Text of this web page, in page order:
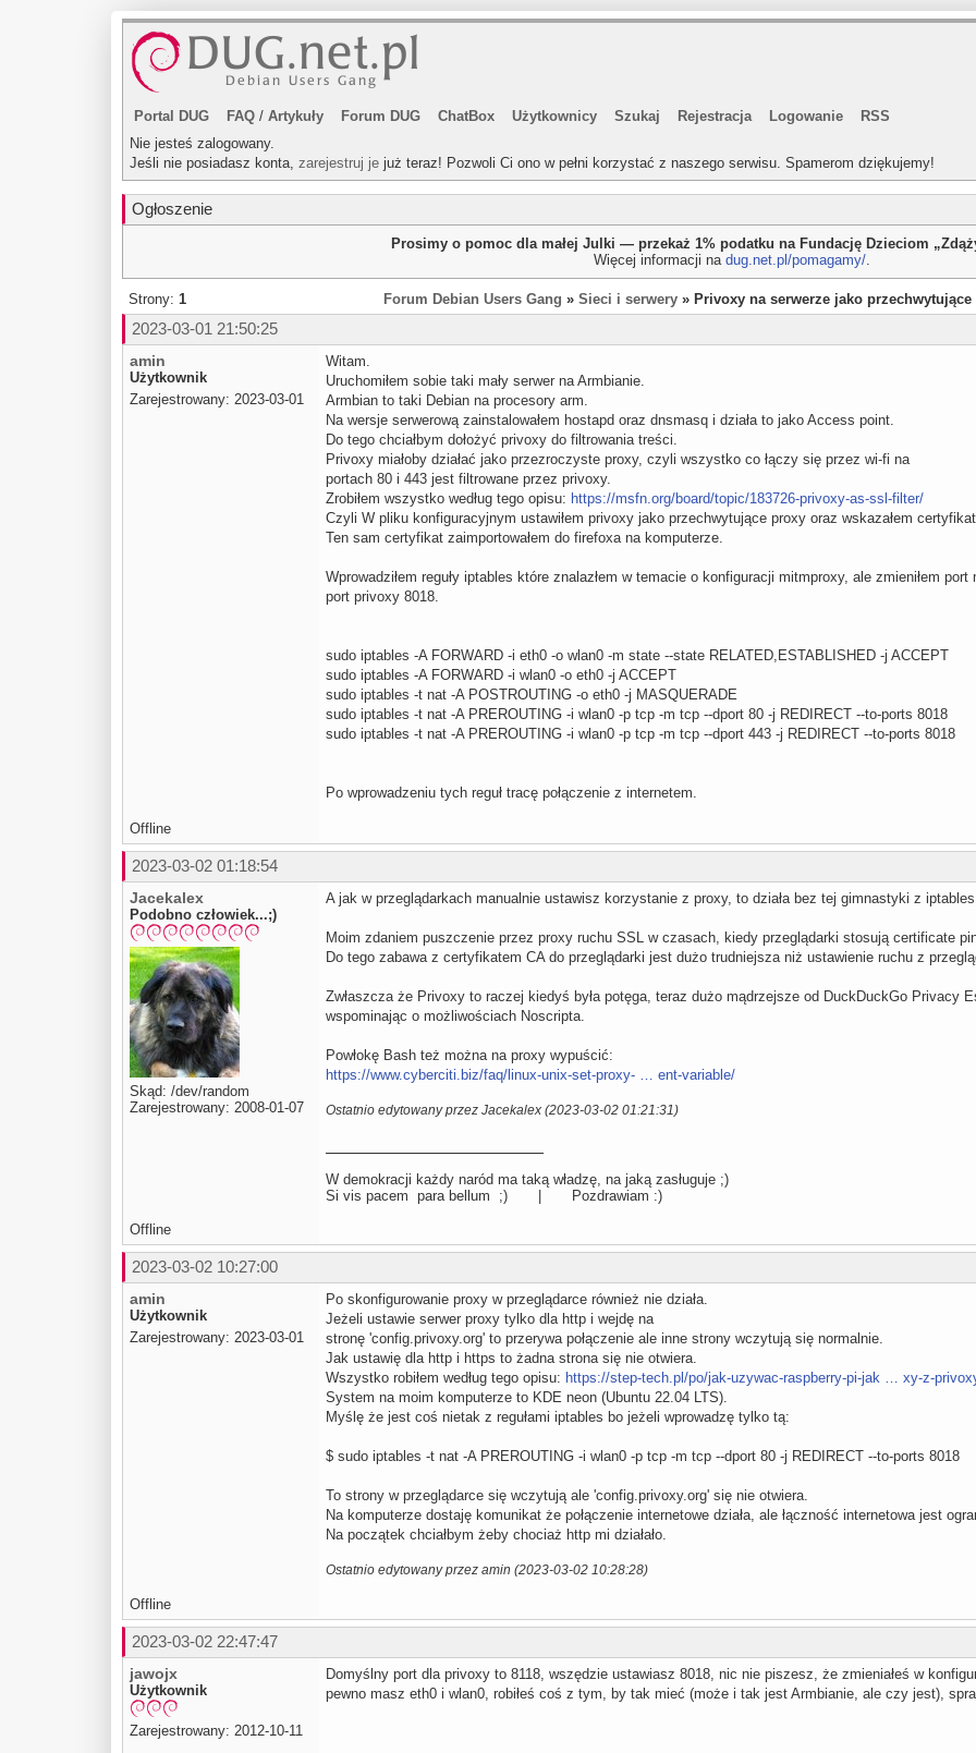
Portal DUG FAQ / Artykuły Forum DUG ChatBox Użytkownicy Szukaj Rejestracja Logowanie
RSS
Nie jesteś zalogowany.
Jeśli nie posiadasz konta, zarejestruj je już teraz! Pozwoli Ci ono w pełni korzystać z naszego serwisu. Spamerom dziękujemy!
Ogłoszenie
Prosimy o pomoc dla małej Julki — przekaż 1% podatku na Fundację Dzieciom
Więcej informacji na dug.net.pl/pomagamy/.
Strony: 1 Forum Debian Users Gang » Sieci i serwery » Privoxy na serwerze jako przechwytujące
2023-03-01 21:50:25
amin
Użytkownik
Zarejestrowany: 2023-03-01
Witam.
Uruchomiłem sobie taki mały serwer na Armbianie.
Armbian to taki Debian na procesory arm.
Na wersje serwerową zainstalowałem hostapd oraz dnsmasq i działa to jako Access point.
Do tego chciałbym dołożyć privoxy do filtrowania treści.
Privoxy miałoby działać jako przezroczyste proxy, czyli wszystko co łączy się przez wi-fi na
portach 80 i 443 jest filtrowane przez privoxy.
Zrobiłem wszystko według tego opisu: https://msfn.org/board/topic/183726-privoxy-as-ssl-filter/
Czyli W pliku konfiguracyjnym ustawiłem privoxy jako przechwytujące proxy oraz wskazałem
Ten sam certyfikat zaimportowałem do firefoxa na komputerze.
Wprowadziłem reguły iptables które znalazłem w temacie o konfiguracji mitmproxy, ale zmieniłem
port privoxy 8018.
sudo iptables -A FORWARD -i eth0 -o wlan0 -m state --state RELATED,ESTABLISHED -j ACCEPT
sudo iptables -A FORWARD -i wlan0 -o eth0 -j ACCEPT
sudo iptables -t nat -A POSTROUTING -o eth0 -j MASQUERADE
sudo iptables -t nat -A PREROUTING -i wlan0 -p tcp -m tcp --dport 80 -j REDIRECT --to-ports 8018
sudo iptables -t nat -A PREROUTING -i wlan0 -p tcp -m tcp --dport 443 -j REDIRECT --to-ports 8018
Po wprowadzeniu tych reguł tracę połączenie z internetem.
Offline
2023-03-02 01:18:54
Jacekalex
Podobno człowiek...;)
Skąd: /dev/random
Zarejestrowany: 2008-01-07
A jak w przeglądarkach manualnie ustawisz korzystanie z proxy, to działa bez tej gimnastyki z
Moim zdaniem puszczenie przez proxy ruchu SSL w czasach, kiedy przeglądarki stosują certificate
Do tego zabawa z certyfikatem CA do przeglądarki jest dużo trudniejsza niż ustawienie ruchu z
Zwłaszcza że Privoxy to raczej kiedyś była potęga, teraz dużo mądrzejsze od DuckDuckGo
wspominając o możliwościach Noscripta.
Powłokę Bash też można na proxy wypuścić:
https://www.cyberciti.biz/faq/linux-unix-set-proxy- … ent-variable/
Ostatnio edytowany przez Jacekalex (2023-03-02 01:21:31)
W demokracji każdy naród ma taką władzę, na jaką zasługuje ;)
Si vis pacem para bellum ;) | Pozdrawiam :)
Offline
2023-03-02 10:27:00
amin
Użytkownik
Zarejestrowany: 2023-03-01
Po skonfigurowanie proxy w przeglądarce również nie działa.
Jeżeli ustawie serwer proxy tylko dla http i wejdę na
stronę 'config.privoxy.org' to przerywa połączenie ale inne strony wczytują się normalnie.
Jak ustawię dla http i https to żadna strona się nie otwiera.
Wszystko robiłem według tego opisu: https://step-tech.pl/po/jak-uzywac-raspberry-pi-jak … xy-z-
System na moim komputerze to KDE neon (Ubuntu 22.04 LTS).
Myślę że jest coś nietak z regułami iptables bo jeżeli wprowadzę tylko tą:
$ sudo iptables -t nat -A PREROUTING -i wlan0 -p tcp -m tcp --dport 80 -j REDIRECT --to-ports 8018
To strony w przeglądarce się wczytują ale 'config.privoxy.org' się nie otwiera.
Na komputerze dostaję komunikat że połączenie internetowe działa, ale łączność internetowa jest
Na początek chciałbym żeby chociaż http mi działało.
Ostatnio edytowany przez amin (2023-03-02 10:28:28)
Offline
2023-03-02 22:47:47
jawojx
Użytkownik
Zarejestrowany: 2012-10-11
Domyślny port dla privoxy to 8118, wszędzie ustawiasz 8018, nic nie piszesz, że zmieniałeś w
pewno masz eth0 i wlan0, robiłeś coś z tym, by tak mieć (może i tak jest Armbianie, ale czy jest),